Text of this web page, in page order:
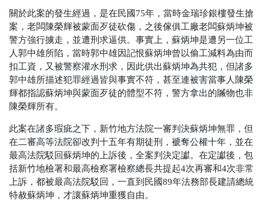
關於此案的發生經過，是在民國75年，當時金瑞珍銀樓發生搶
案，老闆陳榮輝被蒙面歹徒砍傷，之後傢俱工廠老闆蘇炳坤被
警方強行擄走，並遭刑求逼供。事實上，蘇炳坤是遭另一位工
人郭中雄所陷，當時郭中雄因記恨蘇炳坤曾以偷工減料為由而
扣工資，又被警察灌水刑求，因此供出蘇炳坤為共犯，但諸多
郭中雄所描述犯罪經過皆與事實不符，甚至連被害當事人陳榮
輝都指認蘇炳坤與蒙面歹徒的體型不符，警方拿出的贓物也非
陳榮輝所有。
此案在諸多瑕疵之下，新竹地方法院一審判決蘇炳坤無罪，但
在二審高等法院卻改判十五年有期徒刑，褫奪公權十年，並在
最高法院駁回蘇炳坤的上訴後，全案判決定讞。在定讞後，包
括新竹地檢署和最高檢察署檢察總長共提起4次再審和4次非常
上訴，都被最高法院駁回，一直到民國89年法務部長建請總統
特赦蘇炳坤，才讓蘇炳坤重獲自由。